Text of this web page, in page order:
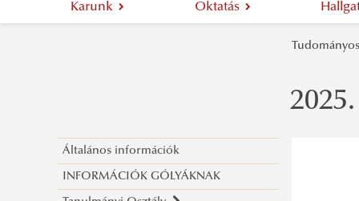
Karunk Oktatás
Általános információk
INFORMÁCIÓK GÓLYÁKNAK